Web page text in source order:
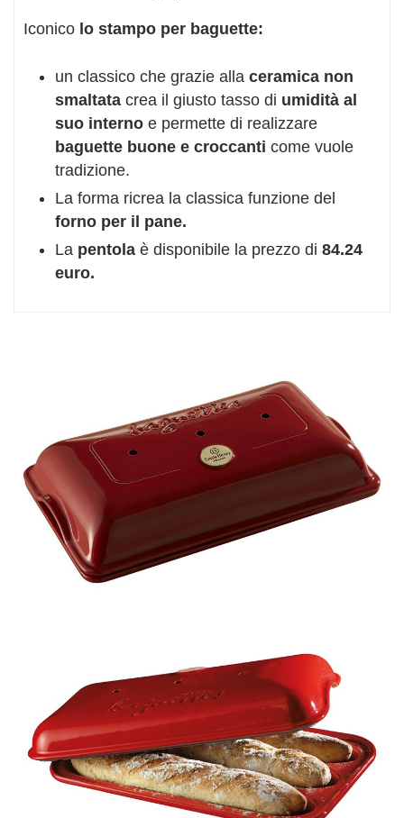
Iconico lo stampo per baguette:
un classico che grazie alla ceramica non
smaltata crea il giusto tasso di umidità al
suo interno e permette di realizzare
baguette buone e croccanti come vuole
tradizione.
La forma ricrea la classica funzione del
forno per il pane.
La pentola è disponibile la prezzo di 84.24
euro.